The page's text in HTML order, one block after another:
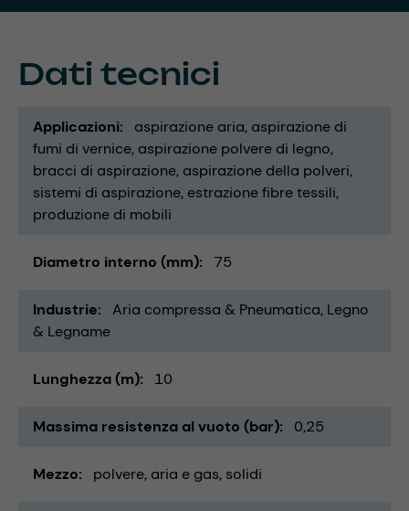
Dati tecnici
Applicazioni aspirazione aria aspirazione di
fumi di vernice aspirazione polvere di legno
bracci di aspirazione aspirazione della polveri
sistemi di aspirazione estrazione fibre tessili
produzione di mobili
Diametro interno (mm) 75
Industrie Aria compressa & Pneumatica Legno
& Legname
Lunghezza (m) 10
Massima resistenza al vuoto (bar) 0,25
Mezzo polvere aria e gas solidi